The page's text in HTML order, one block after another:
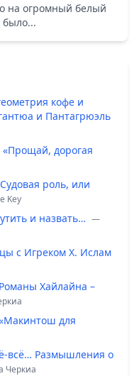
на огромный белый
кофе и
и Пантагрюэль
«Прощай, дорогая
роль, или
Key
и назвать… —
с Игреком Х. Ислам
Хайлайна –
для
всё… Размышления о
Черкиа